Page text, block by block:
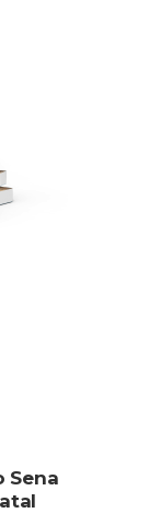
Sena